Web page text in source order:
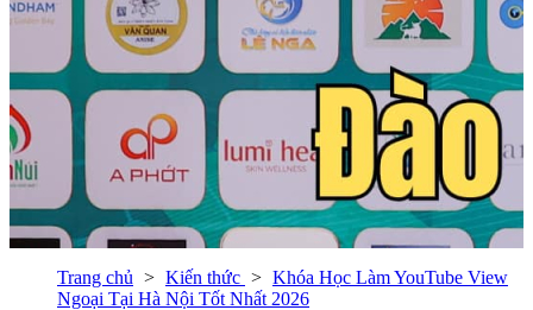
Trang chủ Kiến thức
Khóa Học Làm YouTube View
Ngoại Tại Hà Nội Tốt Nhất 2026